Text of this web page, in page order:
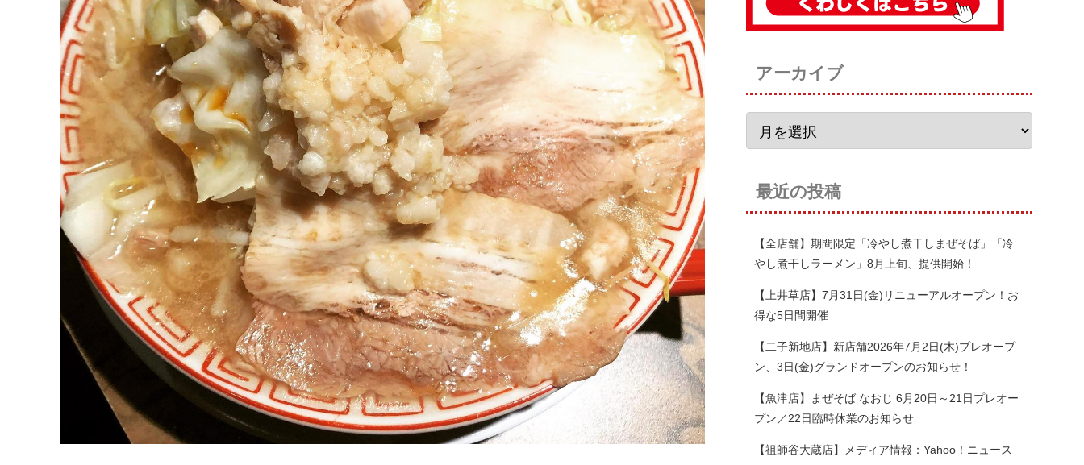
アーカイブ
最近の投稿
【全店舗】期間限定「冷やし煮干しまぜそば」「冷
やし煮干しラーメン」8月上旬、提供開始！
【上井草店】7月31日(金)リニューアルオープン！お
得な5日間開催
【二子新地店】新店舗2026年7月2日(木)プレオープ
ン、3日(金)グランドオープンのお知らせ！
【魚津店】まぜそば なおじ 6月20日～21日プレオー
プン／22日臨時休業のお知らせ
【祖師谷大蔵店】メディア情報：Yahoo！ニュース